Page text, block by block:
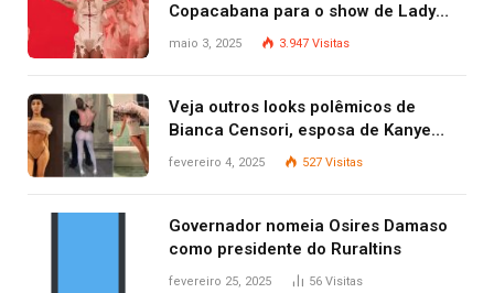
Copacabana para o show de Lady
Gaga
maio 3, 2025 3.947 Visitas
Veja outros looks polêmicos de
Bianca Censori, esposa de Kanye
West que apareceu nua no Grammy
fevereiro 4, 2025 527 Visitas
Governador nomeia Osires Damaso
como presidente do Ruraltins
fevereiro 25, 2025 56 Visitas